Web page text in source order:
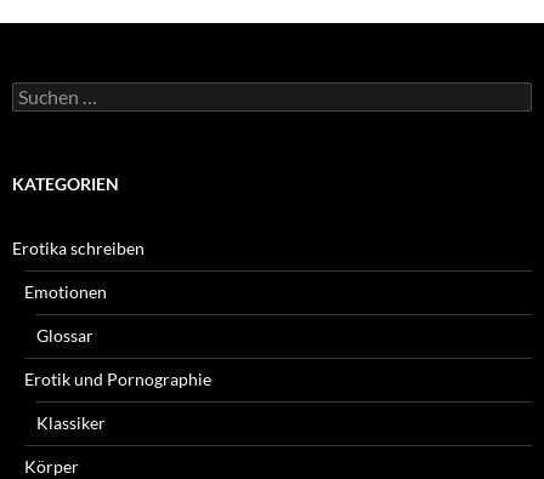
Suchen
nach:
KATEGORIEN
Erotika schreiben
Emotionen
Glossar
Erotik und Pornographie
Klassiker
Körper